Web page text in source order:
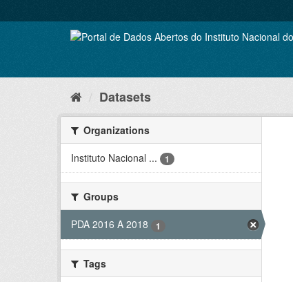
to
Datasets
Organizations
Instituto Nacional ...
1
Groups
PDA 2016 A 2018
1
Tags